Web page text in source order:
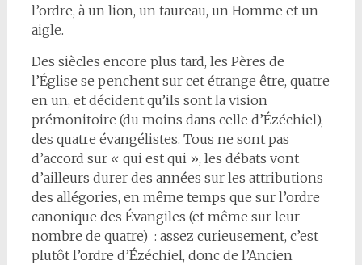
l’ordre, à un lion, un taureau, un Homme et un
aigle.
Des siècles encore plus tard, les Pères de
l’Église se penchent sur cet étrange être, quatre
en un, et décident qu’ils sont la vision
prémonitoire (du moins dans celle d’Ézéchiel),
des quatre évangélistes. Tous ne sont pas
d’accord sur « qui est qui », les débats vont
d’ailleurs durer des années sur les attributions
des allégories, en même temps que sur l’ordre
canonique des Évangiles (et même sur leur
nombre de quatre) : assez curieusement, c’est
plutôt l’ordre d’Ézéchiel, donc de l’Ancien